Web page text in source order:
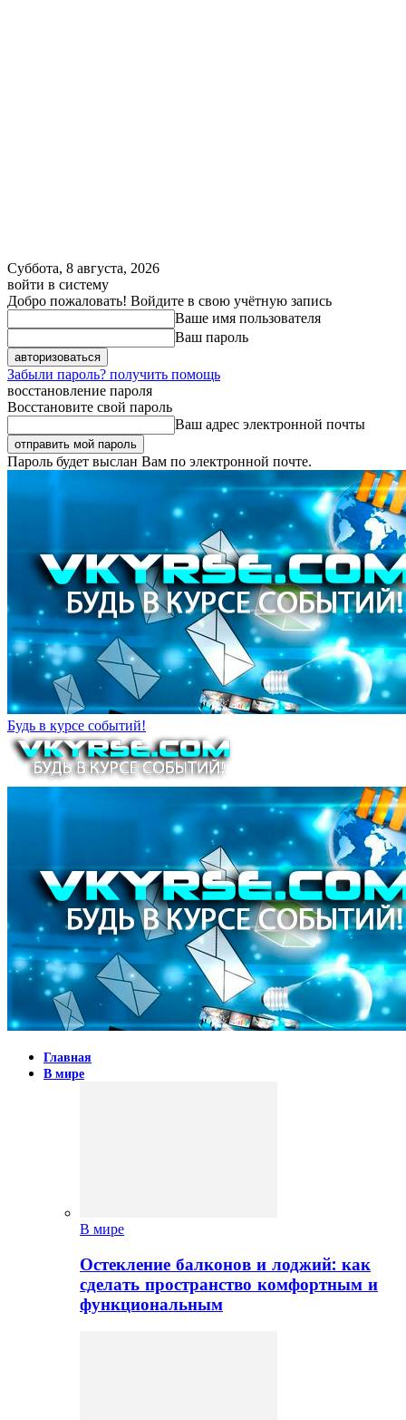
Суббота, 8 августа, 2026
войти в систему
Добро пожаловать! Войдите в свою учётную запись
Ваше имя пользователя
Ваш пароль
Забыли пароль? получить помощь
восстановление пароля
Восстановите свой пароль
Ваш адрес электронной почты
Пароль будет выслан Вам по электронной почте.
Будь в курсе событий!
Главная
В мире
В мире
Остекление балконов и лоджий: как
сделать пространство комфортным и
функциональным